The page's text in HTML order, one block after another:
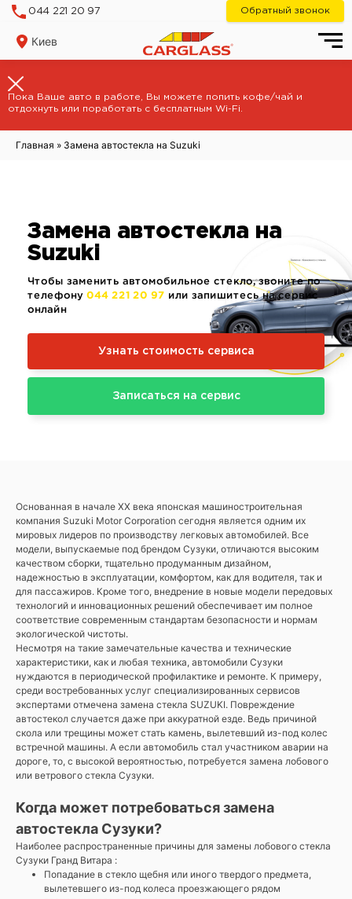
Skip
content
044 221 20 97 Обратный звонок
Киев
Пока Ваше авто в работе, Вы можете попить кофе/чай и
отдохнуть или поработать с бесплатным Wi-Fi.
Главная » Замена автостекла на Suzuki
Замена автостекла на
Suzuki
Чтобы заменить автомобильное стекло, звоните по
телефону044 221 20 97 или запишитесь на сервис
онлайн
Узнать стоимость сервиса
Записаться на сервис
Основанная в начале XX века японская машиностроительная
компания Suzuki Motor Corporation сегодня является одним их
мировых лидеров по производству легковых автомобилей. Все
модели, выпускаемые под брендом Сузуки, отличаются высоким
качеством сборки, тщательно продуманным дизайном,
надежностью в эксплуатации, комфортом, как для водителя, так и
для пассажиров. Кроме того, внедрение в новые модели передовых
технологий и инновационных решений обеспечивает им полное
соответствие современным стандартам безопасности и нормам
экологической чистоты.
Несмотря на такие замечательные качества и технические
характеристики, как и любая техника, автомобили Сузуки
нуждаются в периодической профилактике и ремонте. К примеру,
среди востребованных услуг специализированных сервисов
экспертами отмечена замена стекла SUZUKI. Повреждение
автостекол случается даже при аккуратной езде. Ведь причиной
скола или трещины может стать камень, вылетевший из-под колес
встречной машины. А если автомобиль стал участником аварии на
дороге, то, с высокой вероятностью, потребуется замена лобового
или ветрового стекла Сузуки.
Когда может потребоваться замена
автостекла Сузуки?
Наиболее распространенные причины для замены лобового стекла
Сузуки Гранд Витара :
Попадание в стекло щебня или иного твердого предмета,
вылетевшего из-под колеса проезжающего рядом